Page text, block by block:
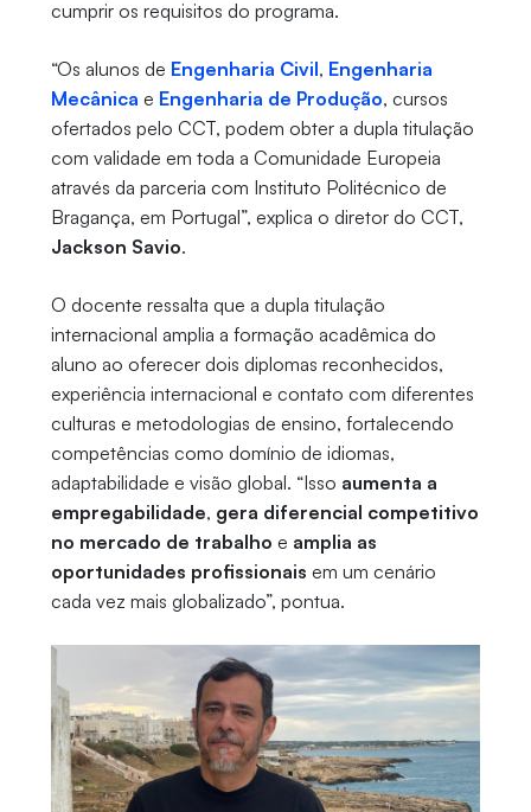
cumprir os requisitos do programa.
“Os alunos de Engenharia Civil, Engenharia
Mecânica e Engenharia de Produção, cursos
ofertados pelo CCT, podem obter a dupla titulação
com validade em toda a Comunidade Europeia
através da parceria com Instituto Politécnico de
Bragança, em Portugal”, explica o diretor do CCT,
Jackson Savio.
O docente ressalta que a dupla titulação
internacional amplia a formação acadêmica do
aluno ao oferecer dois diplomas reconhecidos,
experiência internacional e contato com diferentes
culturas e metodologias de ensino, fortalecendo
competências como domínio de idiomas,
adaptabilidade e visão global. “Isso aumenta a
empregabilidade, gera diferencial competitivo
no mercado de trabalho e amplia as
oportunidades profissionais em um cenário
cada vez mais globalizado”, pontua.